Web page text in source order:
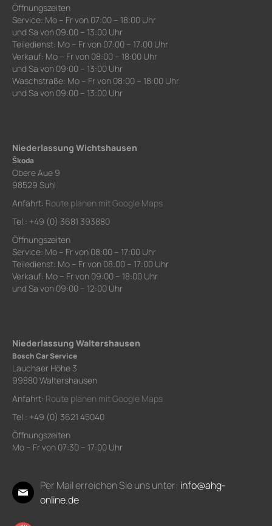
Öffnungszeiten
Service: Mo – Fr von 07:00 – 18:00 Uhr
und Sa von 09:00 – 13:00 Uhr
Teiledienst: Mo – Fr von 07:00 – 17:00 Uhr
Verkauf: Mo – Fr von 08:00 – 18:00 Uhr
und Sa von 09:00 – 13:00 Uhr
Waschstraße: Mo – Fr von 08:00 – 18:00 Uhr
und Sa von 09:00 – 13:00 Uhr
Niederlassung Wichtshausen
Škoda
Obere Aue 9
98529 Suhl
Anfahrt: Route planen mit Google Maps
Tel.: +49 (0) 3681 393880
Öffnungszeiten
Service: Mo – Fr von 08:00 – 17:00 Uhr
Teiledienst: Mo – Fr von 08:00 – 17:00 Uhr
Verkauf: Mo – Fr von 09:00 – 18:00 Uhr
und Sa von 09:00 – 12:00 Uhr
Niederlassung Waltershausen
Bosch Car Service
Lauchaer Höhe 3
99880 Waltershausen
Anfahrt: Route planen mit Google Maps
Tel.: +49 (0) 3621 45040
Öffnungszeiten
Mo – Fr von 07:30 – 17:00 Uhr
Per Mail erreichen Sie uns unter: info@ahg-
online.de